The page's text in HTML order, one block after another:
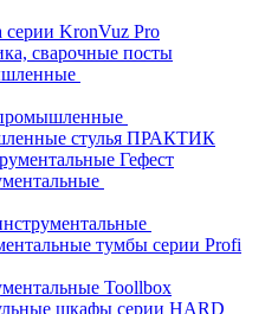
серии KronVuz Pro
сварочные посты
стулья ПРАКТИК
Гефест
тумбы серии Profi
Toollbox
шкафы серии HARD